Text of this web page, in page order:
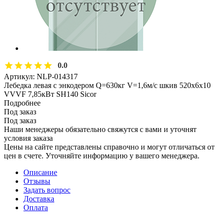
0.0
Артикул: NLP-014317
Лебедка левая с энкодером Q=630кг V=1,6м/с шкив 520х6х10
VVVF 7,85кВт SH140 Sicor
Подробнее
Под заказ
Под заказ
Наши менеджеры обязательно свяжутся с вами и уточнят
условия заказа
Цены на сайте представлены справочно и могут отличаться от
цен в счете. Уточняйте информацию у вашего менеджера.
Описание
Отзывы
Задать вопрос
Доставка
Оплата